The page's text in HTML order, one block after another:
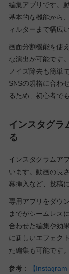
編集アプリです。
基本的な機能から
ィルターまで幅広
画面分割機能を使
な演出が可能です
ノイズ除去も簡単
SNSの規格に合わ
るため、初心者で
インスタグラ
る
インスタグラムア
います。動画の長
幕挿入など、投稿
専用アプリをダウ
までがシームレス
合わせた編集や効
に新しいエフェク
た編集も可能です。
参考：
【